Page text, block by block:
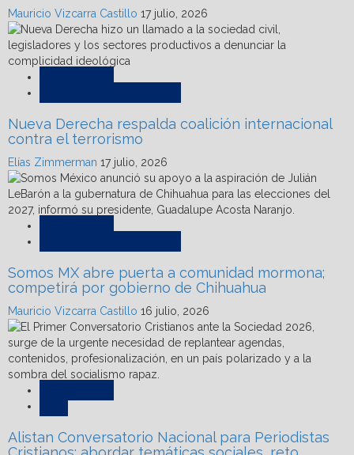
Mauricio Vizcarra Castillo 17 julio, 2026
Nueva Derecha respalda coalición internacional
contra el terrorismo
Elías Zimmerman 17 julio, 2026
Somos MX abre puerta a comunidad mormona;
competirá por gobierno de Chihuahua
Mauricio Vizcarra Castillo 16 julio, 2026
Alistan Conversatorio Nacional para Periodistas